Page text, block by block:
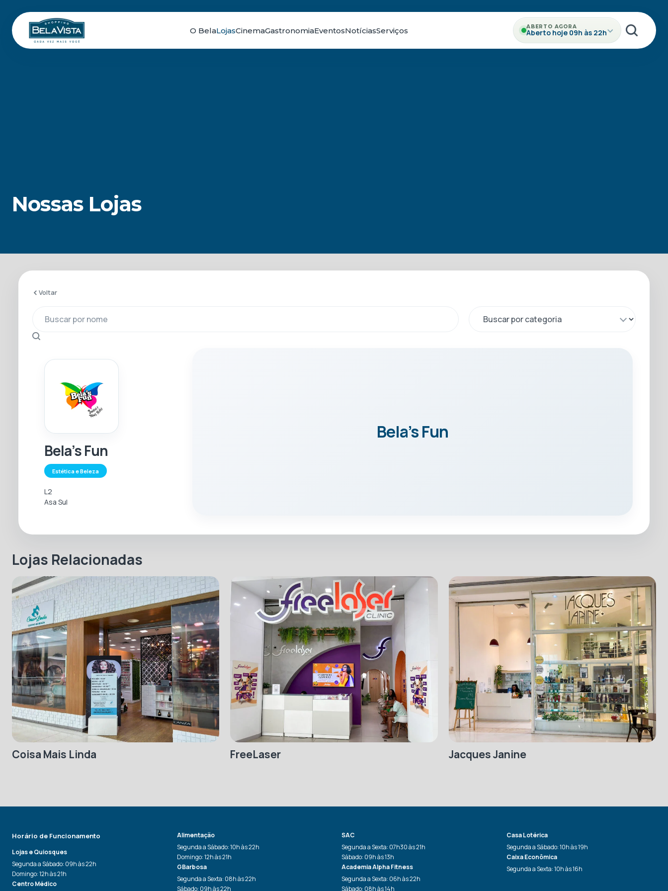
O BelaLojasCinemaGastronomiaEventosNotíciasServiços ABERTO AGORA
Aberto hoje 09h às 22h
Nossas Lojas
Voltar
Bela’s Fun
Estética e Beleza
L2
Asa Sul
Bela’s Fun
Lojas Relacionadas
Coisa Mais Linda FreeLaser Jacques Janine
Horário de Funcionamento
Lojas e Quiosques
Segunda a Sábado: 09h às 22h
Domingo: 12h às 21h
Centro Médico
Alimentação
Segunda a Sábado: 10h às 22h
Domingo: 12h às 21h
GBarbosa
Segunda a Sexta: 08h às 22h
Sábado: 09h às 22h
SAC
Segunda a Sexta: 07h30 às 21h
Sábado: 09h às 13h
Academia Alpha Fitness
Segunda a Sexta: 06h às 22h
Sábado: 08h às 14h
Casa Lotérica
Segunda a Sábado: 10h às 19h
Caixa Econômica
Segunda a Sexta: 10h às 16h